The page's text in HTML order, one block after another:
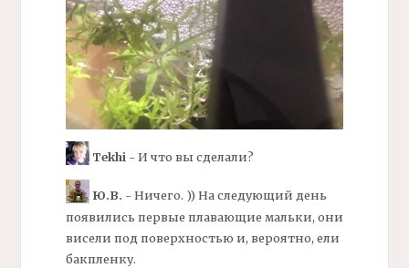
Tekhi- И что вы сделали?
Ю.В. - Ничего. )) На следующий день
появились первые плавающие мальки, они
висели под поверхностью и, вероятно, ели
бакпленку.